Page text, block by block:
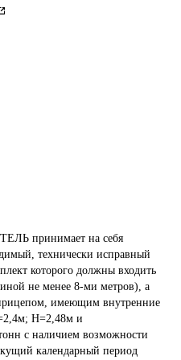
принимает на себя
технически исправный
которого должны входить
не менее 8-ми метров), а
имеющим внутренние
Н=2,48м и
с наличием возможности
календарный период